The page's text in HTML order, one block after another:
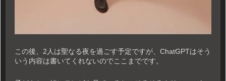
この後、2人は聖なる夜を過ごす予定ですが、ChatGPTはそう
いう内容は書いてくれないのでここまでです。